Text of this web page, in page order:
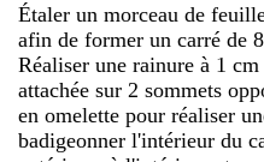
Étaler un morceau de
afin de former un carré de
Réaliser une rainure à 1
attachée sur 2 sommets
en omelette pour réaliser
badigeonner l'intérieur du